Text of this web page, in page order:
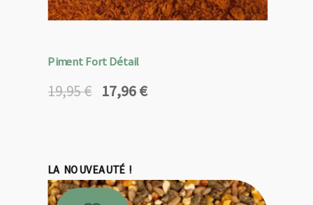
Piment Fort Détail
19,95€
Le
19,95 €.
17,96€
Le
17,96 €.
LA NOUVEAUTÉ !